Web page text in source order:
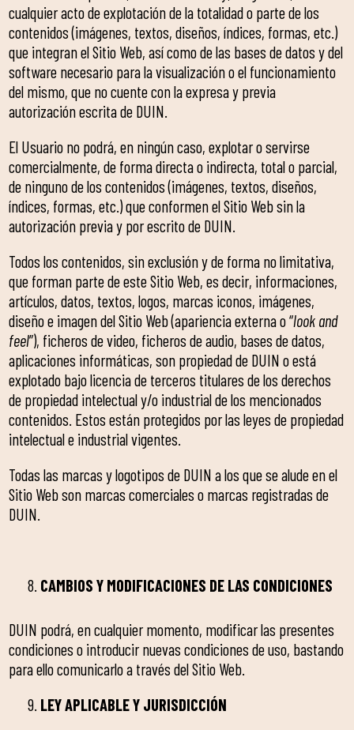
cualquier acto de explotación de la totalidad o parte de los
contenidos (imágenes, textos, diseños, índices, formas, etc.)
que integran el Sitio Web, así como de las bases de datos y del
software necesario para la visualización o el funcionamiento
del mismo, que no cuente con la expresa y previa
autorización escrita de DUIN.
El Usuario no podrá, en ningún caso, explotar o servirse
comercialmente, de forma directa o indirecta, total o parcial,
de ninguno de los contenidos (imágenes, textos, diseños,
índices, formas, etc.) que conformen el Sitio Web sin la
autorización previa y por escrito de DUIN.
Todos los contenidos, sin exclusión y de forma no limitativa,
que forman parte de este Sitio Web, es decir, informaciones,
artículos, datos, textos, logos, marcas iconos, imágenes,
diseño e imagen del Sitio Web (apariencia externa o “look and
feel”), ficheros de video, ficheros de audio, bases de datos,
aplicaciones informáticas, son propiedad de DUIN o está
explotado bajo licencia de terceros titulares de los derechos
de propiedad intelectual y/o industrial de los mencionados
contenidos. Estos están protegidos por las leyes de propiedad
intelectual e industrial vigentes.
Todas las marcas y logotipos de DUIN a los que se alude en el
Sitio Web son marcas comerciales o marcas registradas de
DUIN.
CAMBIOS Y MODIFICACIONES DE LAS CONDICIONES
DUIN podrá, en cualquier momento, modificar las presentes
condiciones o introducir nuevas condiciones de uso, bastando
para ello comunicarlo a través del Sitio Web.
LEY APLICABLE Y JURISDICCIÓN